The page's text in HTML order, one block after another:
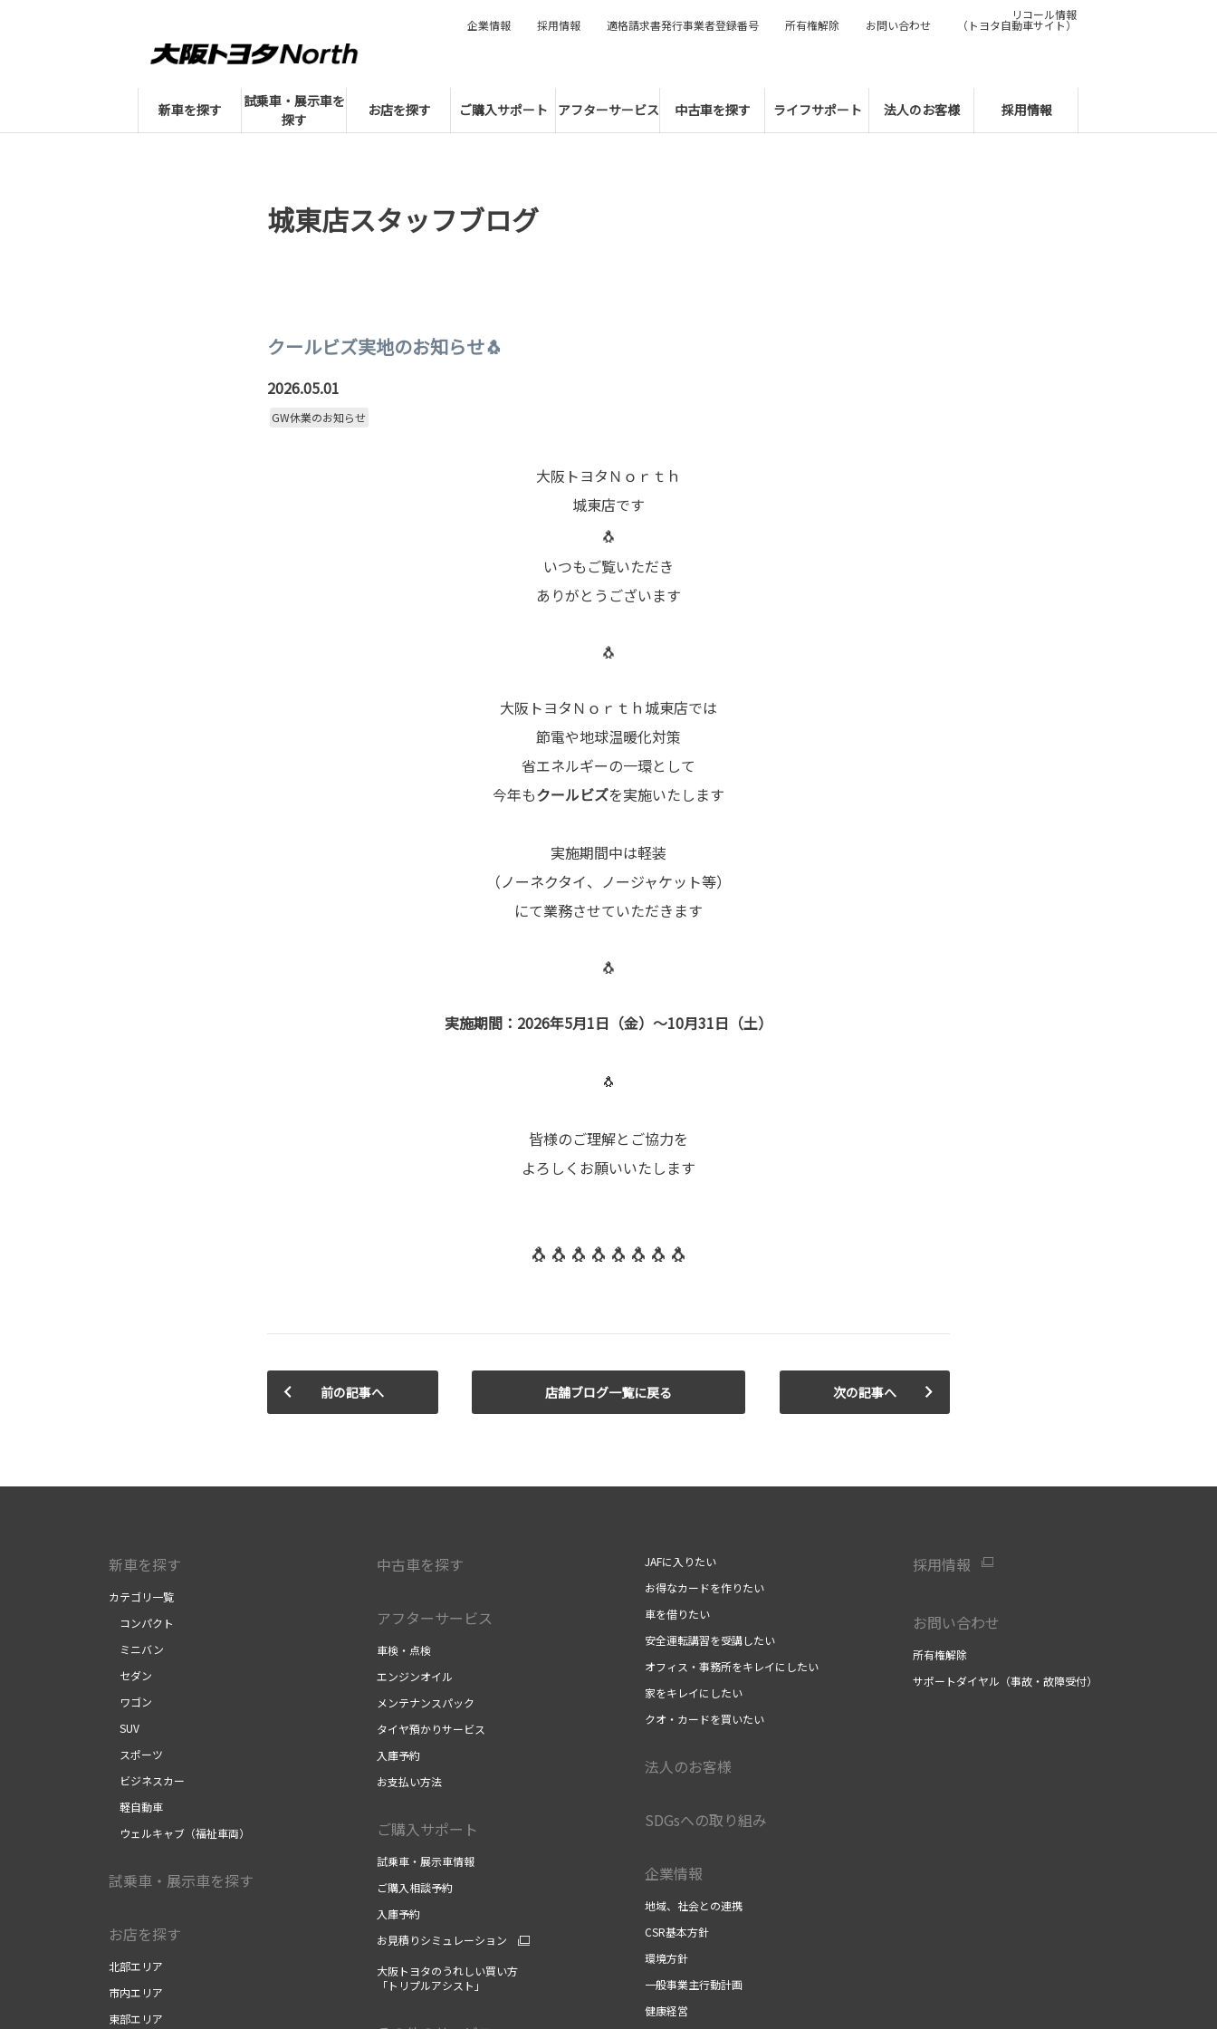
新車を探す
試乗車・展示車を
探す
お店を探す ご購入サポート アフターサービス 中古車を探す ライフサポート 法人のお客様 採用情報
企業情報 採用情報 適格請求書発行事業者登録番号 所有権解除 お問い合わせ
リコール情報
（トヨタ自動車サイト）
城東店スタッフブログ
クールビズ実地のお知らせ🐧
2026.05.01
GW休業のお知らせ
大阪トヨタＮｏｒｔｈ
城東店です
🐧
いつもご覧いただき
ありがとうございます
🐧
大阪トヨタＮｏｒｔｈ城東店では
節電や地球温暖化対策
省エネルギーの一環として
今年もクールビズを実施いたします
実施期間中は軽装
（ノーネクタイ、ノージャケット等）
にて業務させていただきます
🐧
実施期間：2026年5月1日（金）～10月31日（土）
🐧
皆様のご理解とご協力を
よろしくお願いいたします
🐧🐧🐧🐧🐧🐧🐧🐧
前の記事へ 店舗ブログ一覧に戻る 次の記事へ
新車を探す
カテゴリ一覧
コンパクト
ミニバン
セダン
ワゴン
SUV
スポーツ
ビジネスカー
軽自動車
ウェルキャブ（福祉車両）
試乗車・展示車を探す
お店を探す
北部エリア
市内エリア
東部エリア
中古車を探す
アフターサービス
車検・点検
エンジンオイル
メンテナンスパック
タイヤ預かりサービス
入庫予約
お支払い方法
ご購入サポート
試乗車・展示車情報
ご購入相談予約
入庫予約
お見積りシミュレーション
大阪トヨタのうれしい買い方
「トリプルアシスト」
JAFに入りたい
お得なカードを作りたい
車を借りたい
安全運転講習を受講したい
オフィス・事務所をキレイにしたい
家をキレイにしたい
クオ・カードを買いたい
法人のお客様
SDGsへの取り組み
企業情報
地域、社会との連携
CSR基本方針
環境方針
一般事業主行動計画
健康経営
採用情報
お問い合わせ
所有権解除
サポートダイヤル（事故・故障受付）